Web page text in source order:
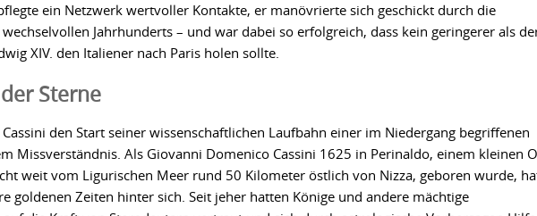
ein Netzwerk wertvoller Kontakte, er manövrierte sich geschickt durch die
Jahrhunderts – und war dabei so erfolgreich, dass kein geringerer als
XIV. den Italiener nach Paris holen sollte.
Sterne
den Start seiner wissenschaftlichen Laufbahn einer im Niedergang begriffenen
Missverständnis. Als Giovanni Domenico Cassini 1625 in Perinaldo, einem kleinen
weit vom Ligurischen Meer rund 50 Kilometer östlich von Nizza, geboren wurde,
goldenen Zeiten hinter sich. Seit jeher hatten Könige und andere mächtige